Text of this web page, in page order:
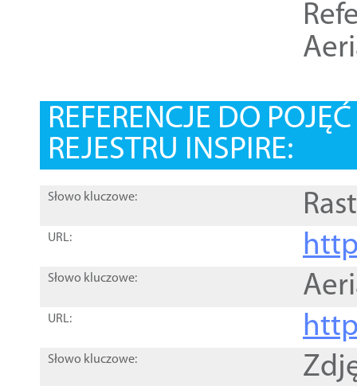
REFERENCJE DO
REJESTRU INSPIRE:
Słowo kluczowe:
URL:
Słowo kluczowe:
URL:
Słowo kluczowe: